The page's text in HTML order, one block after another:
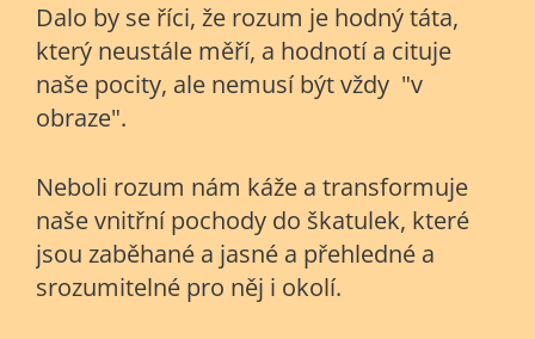
Dalo by se říci, že rozum je hodný táta,
který neustále měří, a hodnotí a cituje
naše pocity, ale nemusí být vždy "v
obraze".
Neboli rozum nám káže a transformuje
naše vnitřní pochody do škatulek, které
jsou zaběhané a jasné a přehledné a
srozumitelné pro něj i okolí.